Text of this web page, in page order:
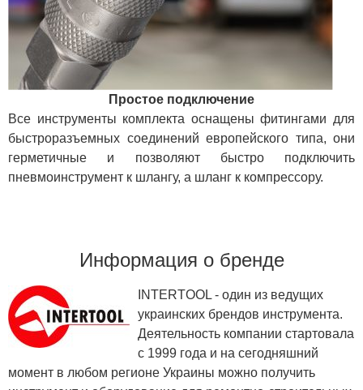
Простое подключение
Все инструменты комплекта оснащены фитингами для
быстроразъемных соединений европейского типа, они
герметичные и позволяют быстро подключить
пневмоинструмент к шлангу, а шланг к компрессору.
Информация о бренде
INTERTOOL - один из ведущих
украинских брендов инструмента.
Деятельность компании стартовала
с 1999 года и на сегодняшний
момент в любом регионе Украины можно получить